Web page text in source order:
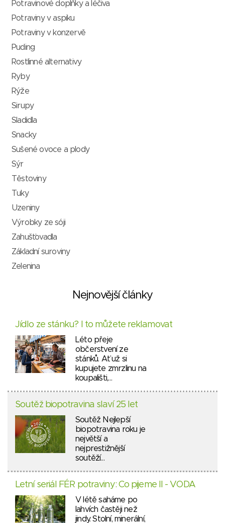
Potravinové doplňky a léčiva
Potraviny v aspiku
Potraviny v konzervě
Puding
Rostlinné alternativy
Ryby
Rýže
Sirupy
Sladidla
Snacky
Sušené ovoce a plody
Sýr
Těstoviny
Tuky
Uzeniny
Výrobky ze sóji
Zahušťovadla
Základní suroviny
Zelenina
Nejnovější články
Jídlo ze stánku? I to můžete reklamovat
Léto přeje
občerstvení ze
stánků. Ať už si
kupujete zmrzlinu na
koupališti,…
Soutěž biopotravina slaví 25 let
Soutěž Nejlepší
biopotravina roku je
největší a
nejprestižnější
soutěží…
Letní seriál FÉR potraviny: Co pijeme II - VODA
V létě saháme po
lahvích častěji než
jindy. Stolní, minerální,